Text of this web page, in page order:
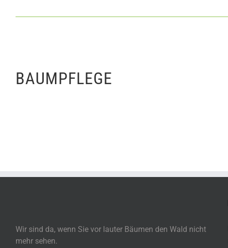
BAUMPFLEGE
Wir sind da, wenn Sie vor lauter Bäumen den Wald nicht
mehr sehen.